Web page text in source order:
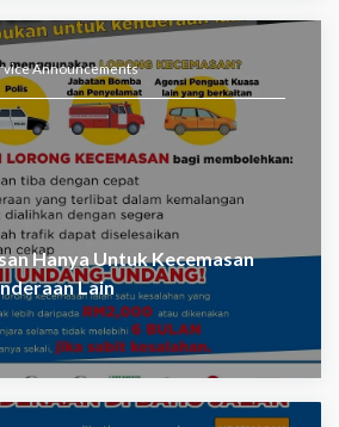
Announcements
Hanya Untuk Kecemasan
Lain